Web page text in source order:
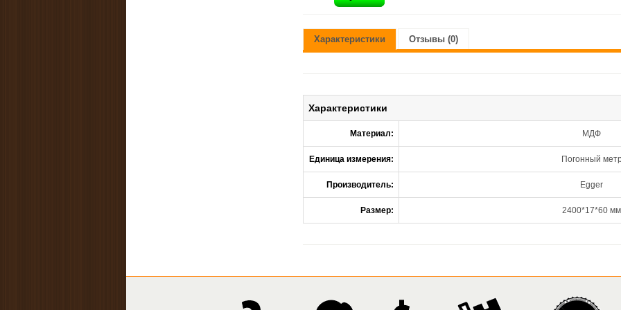
Характеристики Отзывы (0)
Характеристики
Материал: МДФ
Единица измерения: Погонный
Производитель: Egger
Размер: 2400*17*60 мм